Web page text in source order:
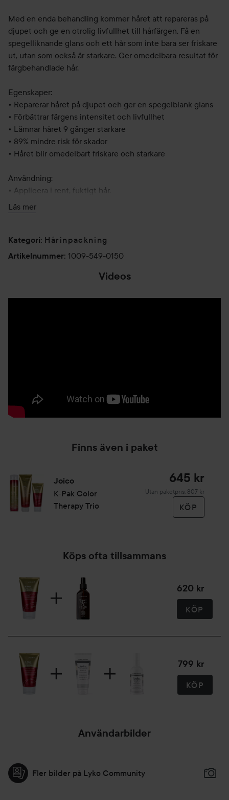
Med en enda behandling kommer håret att repareras på
djupet och ge en otrolig livfullhet till hårfärgen. Få en
spegelliknande glans och ett hår som inte bara ser friskare
ut, utan som också är starkare. Ger omedelbara resultat för
färgbehandlade hår.
Egenskaper:
• Reparerar håret på djupet och ger en spegelblank glans
• Förbättrar färgens intensitet och livfullhet
• Lämnar håret 9 gånger starkare
• 89% mindre risk för skador
• Håret blir omedelbart friskare och starkare
Användning:
• Applicera i rent, fuktigt hår.
• Kamma igenom.
• Låt verka i 2-5 minuter, skölj sedan.
150 ml
Läs mer
Kategori: Hårinpackning
Artikelnummer: 1009-549-0150
Videos
Finns även i paket
Joico
K-Pak Color
Therapy Trio
645 kr
Utan paketpris: 807 kr
KÖP
Köps ofta tillsammans
620 kr
KÖP
799 kr
KÖP
Användarbilder
Fler bilder på Lyko Community